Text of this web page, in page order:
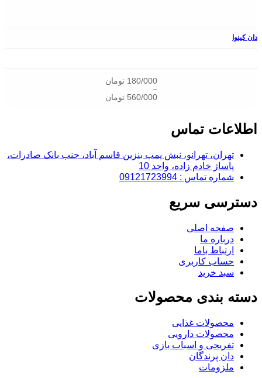
دان کینوا
180/000 تومان
–
560/000 تومان
اطلاعات تماس
تهران، تهرانو، نبش پمپ بنزین قاسم آباد، جنب بانک صادرات،
پاساژ خادم زاده، واحد 10
شماره تماس : 09121723994
دسترسی سریع
صفحه اصلی
درباره ما
ارتباط باما
حساب کاربری
سبد خرید
دسته بندی محصولات
محصولات غذایی
محصولات دارویی
تفریحی و اسباب بازی
دان پرندگان
ملزومات